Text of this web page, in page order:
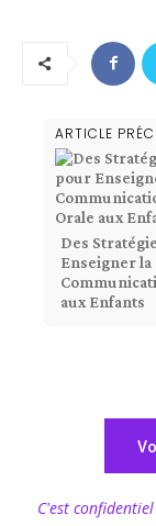
ARTICLE
Des
Enseigner la
aux Enfants
C'est